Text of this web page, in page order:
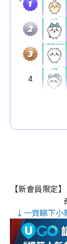
【新會員限定
↓一齊睇下小